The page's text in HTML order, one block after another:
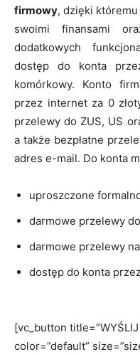
firmowy, dzięki
swoimi finansami
dodatkowych
dostęp do konta
komórkowy. Konto
przez internet za 0
przelewy do ZUS, US
a także bezpłatne
adres e-mail. Do konta
uproszczone
darmowe przelewy
darmowe przelewy
dostęp do konta
[vc_button title=”WYŚLIJ
color=”default”